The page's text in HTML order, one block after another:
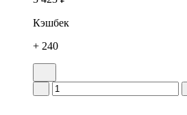
Кэшбек
+ 240